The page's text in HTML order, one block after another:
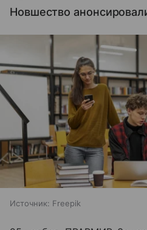
Новшество
Источник: Freepik